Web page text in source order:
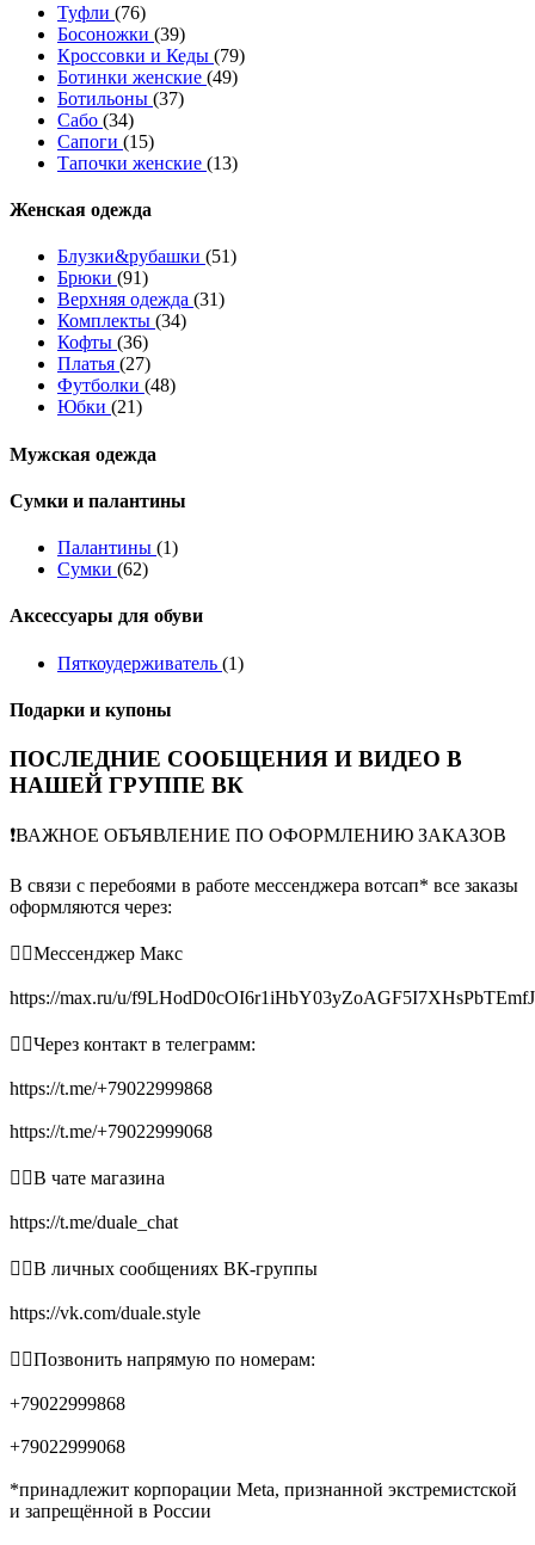
Туфли (76)
Босоножки (39)
Кроссовки и Кеды (79)
Ботинки женские (49)
Ботильоны (37)
Сабо (34)
Сапоги (15)
Тапочки женские (13)
Женская одежда
Блузки&рубашки (51)
Брюки (91)
Верхняя одежда (31)
Комплекты (34)
Кофты (36)
Платья (27)
Футболки (48)
Юбки (21)
Мужская одежда
Сумки и палантины
Палантины (1)
Сумки (62)
Аксессуары для обуви
Пяткоудерживатель (1)
Подарки и купоны
ПОСЛЕДНИЕ СООБЩЕНИЯ И ВИДЕО В
НАШЕЙ ГРУППЕ ВК
❗️ВАЖНОЕ ОБЪЯВЛЕНИЕ ПО ОФОРМЛЕНИЮ ЗАКАЗОВ
В связи с перебоями в работе мессенджера вотсап* все заказы
оформляются через:
👉🏻Мессенджер Макс
https://max.ru/u/
👉🏻Через контакт в телеграмм:
https://t.me/+79022999868
https://t.me/+79022999068
👉🏻В чате магазина
https://t.me/duale_chat
👉🏻В личных сообщениях ВК-группы
https://vk.com/duale.style
👉🏻Позвонить напрямую по номерам:
+79022999868
+79022999068
*принадлежит корпорации Meta, признанной экстремистской
и запрещённой в России